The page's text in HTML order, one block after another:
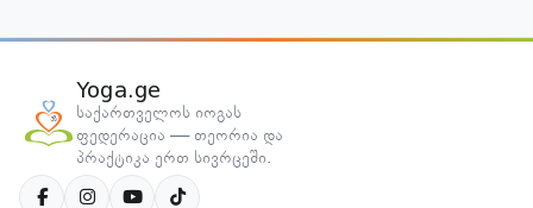
Yoga.ge
საქართველოს იოგას
ფედერაცია — თეორია და
პრაქტიკა ერთ სივრცეში.